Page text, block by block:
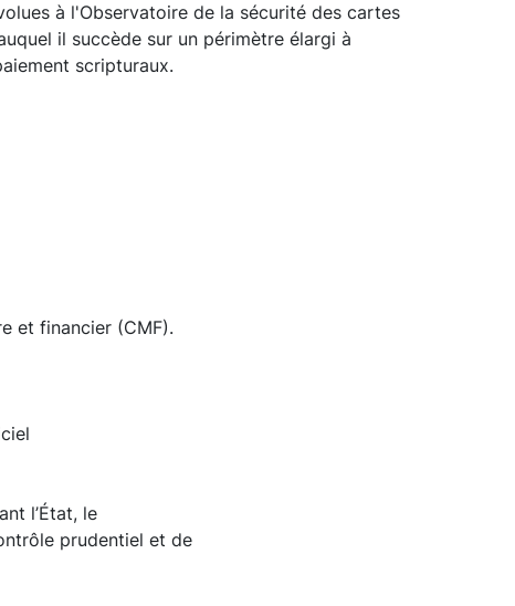
à l'Observatoire de la sécurité des cartes
il succède sur un périmètre élargi à
scripturaux.
et financier (CMF).
l’État, le
prudentiel et de